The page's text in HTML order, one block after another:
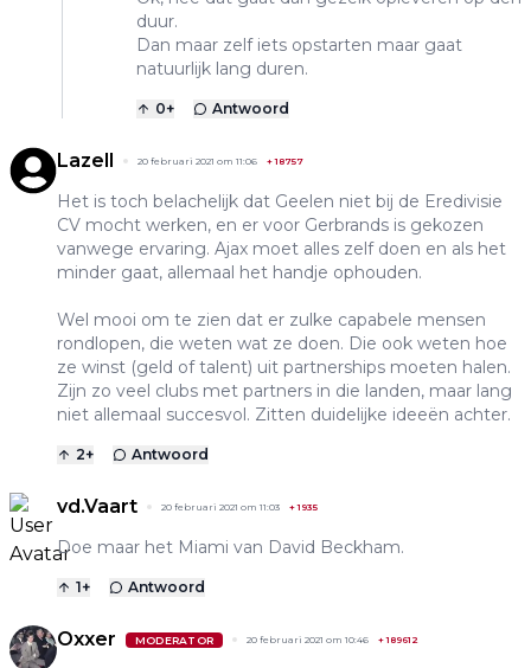
duur.
Dan maar zelf iets opstarten maar gaat
natuurlijk lang duren.
0+ Antwoord
Lazell 20 februari 2021 om 11:06 +18757
Het is toch belachelijk dat Geelen niet bij de Eredivisie
CV mocht werken, en er voor Gerbrands is gekozen
vanwege ervaring. Ajax moet alles zelf doen en als het
minder gaat, allemaal het handje ophouden.
Wel mooi om te zien dat er zulke capabele mensen
rondlopen, die weten wat ze doen. Die ook weten hoe
ze winst (geld of talent) uit partnerships moeten halen.
Zijn zo veel clubs met partners in die landen, maar lang
niet allemaal succesvol. Zitten duidelijke ideeën achter.
2+ Antwoord
vd.Vaart 20 februari 2021 om 11:03 +1935
Doe maar het Miami van David Beckham.
1+ Antwoord
Oxxer MODERATOR 20 februari 2021 om 10:46 +189612